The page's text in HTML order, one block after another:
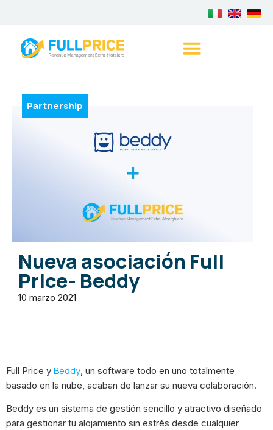
Partnership
Nueva asociación Full
Price- Beddy
10 marzo 2021
Full Price y Beddy , un software todo en uno totalmente
basado en la nube, acaban de lanzar su nueva colaboración.
Beddy es un sistema de gestión sencillo y atractivo diseñado
para gestionar tu alojamiento sin estrés desde cualquier